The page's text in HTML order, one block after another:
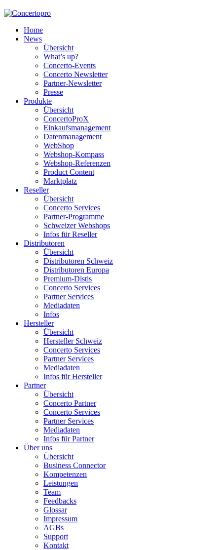
Home
News
Übersicht
What’s up?
Concerto-Events
Concerto Newsletter
Partner-Newsletter
Presse
Produkte
Übersicht
ConcertoProX
Einkaufsmanagement
Datenmanagement
WebShop
Webshop-Kompass
Webshop-Referenzen
Product Content
Marktplatz
Reseller
Übersicht
Concerto Services
Partner-Programme
Schweizer Webshops
Infos für Reseller
Distributoren
Übersicht
Distributoren Schweiz
Distributoren Europa
Premium-Distis
Concerto Services
Partner Services
Mediadaten
Infos
Hersteller
Übersicht
Hersteller Schweiz
Concerto Services
Partner Services
Mediadaten
Infos für Hersteller
Partner
Übersicht
Concerto Partner
Concerto Services
Partner Services
Mediadaten
Infos für Partner
Über uns
Übersicht
Business Connector
Kompetenzen
Leistungen
Team
Feedbacks
Glossar
Impressum
AGBs
Support
Kontakt